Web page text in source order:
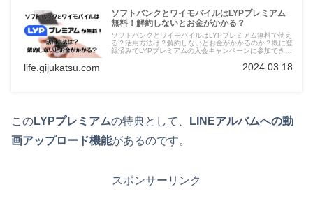
ソフトバンクとワイモバイルはLYPプレミアム
無料！解約しないとお金がかかる？
ソフトバンクとワイモバイルはLYPプレミアム無料で使え
る？活用方法は？解約しないとお金がかかるのか？既に登
録済みでLYPプレミアムの入会キャンペーンに参加できな
life.gijukatsu.com 2024.03.18
このLYPプレミアムの特典として、
LINEアルバムへの動
画アップロード機能があるのです。
スポンサーリンク